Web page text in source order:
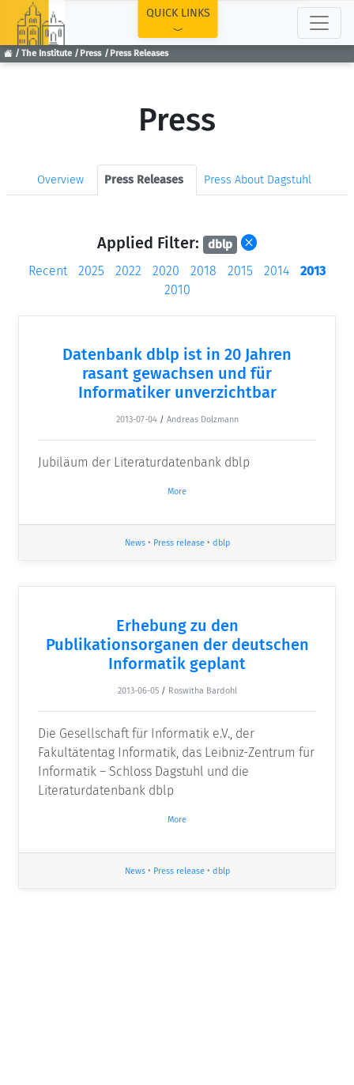
The Institute Press Press Releases
QUICK LINKS
Press
Overview Press Releases Press About Dagstuhl
Applied Filter: dblp
Recent 2025 2022 2020 2018 2015 2014
2013
2010
Datenbank dblp ist in 20 Jahren
rasant gewachsen und für
Informatiker unverzichtbar
2013-07-04 / Andreas Dolzmann
Jubiläum der Literaturdatenbank dblp
More
News• Press release• dblp
Erhebung zu den
Publikationsorganen der deutschen
Informatik geplant
2013-06-05 / Roswitha Bardohl
Die Gesellschaft für Informatik e.V., der
Fakultätentag Informatik, das Leibniz-Zentrum für
Informatik – Schloss Dagstuhl und die
Literaturdatenbank dblp
More
News• Press release• dblp